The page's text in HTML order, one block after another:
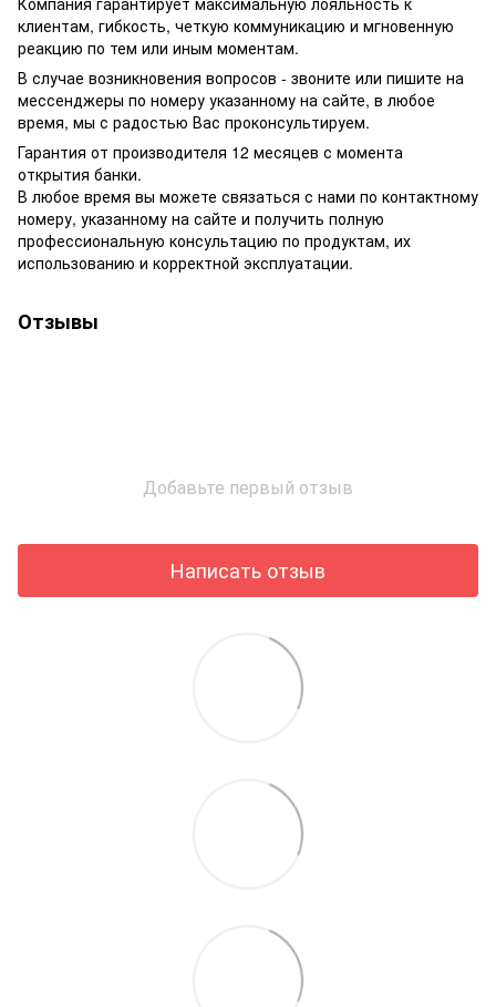
клиентам, гибкость, четкую коммуникацию и мгновенную
реакцию по тем или иным моментам.
В случае возникновения вопросов - звоните или пишите на
мессенджеры по номеру указанному на сайте, в любое
время, мы с радостью Вас проконсультируем.
Гарантия от производителя 12 месяцев с момента
открытия банки.
В любое время вы можете связаться с нами по контактному
номеру, указанному на сайте и получить полную
профессиональную консультацию по продуктам, их
использованию и корректной эксплуатации.
Отзывы
Добавьте первый отзыв
Написать отзыв